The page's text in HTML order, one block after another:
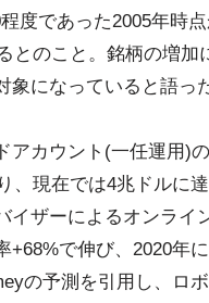
度であった2005年時
とのこと。銘柄の増加
になっていると語っ
アカウント(一任運用)
、現在では4兆ドルに
イザーによるオンライ
+68%で伸び、2020年
の予測を引用し、ロ